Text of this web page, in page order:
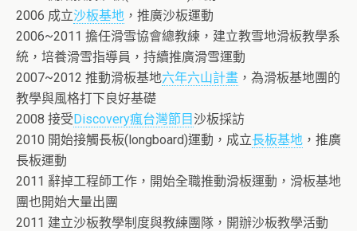
2006 成立沙板基地 ，推廣沙板運動
2006~2011 擔任滑雪協會總教練，建立教雪地滑板教學系
統，培養滑雪指導員，持續推廣滑雪運動
2007~2012 推動滑板基地六年六山計畫 ，為滑板基地團的
教學與風格打下良好基礎
2008 接受Discovery瘋台灣節目沙板採訪
2010 開始接觸長板(longboard)運動，成立長板基地 ，推廣
長板運動
2011 辭掉工程師工作，開始全職推動滑板運動，滑板基地
團也開始大量出團
2011 建立沙板教學制度與教練團隊，開辦沙板教學活動